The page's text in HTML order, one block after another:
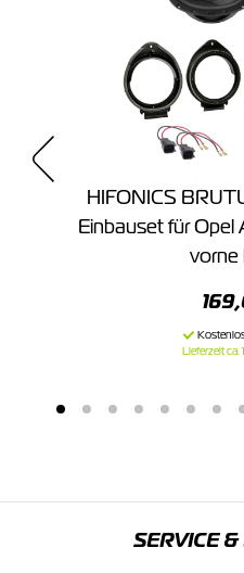
HIFONICS
Einbauset für Opel
vorne
Lieferzeit ca.
SERVICE